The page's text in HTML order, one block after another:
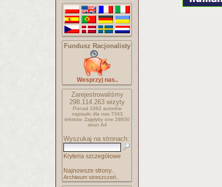
Fundusz Racjonalisty
Wesprzyj nas..
Zarejestrowaliśmy
298.114.263 wizyty
Ponad 1062 autorów
napisało dla nas 7343
tekstów. Zajęłyby one 28930
stron A4
Wyszukaj na stronach:
Kryteria szczegółowe
Najnowsze strony..
Archiwum streszczeń..